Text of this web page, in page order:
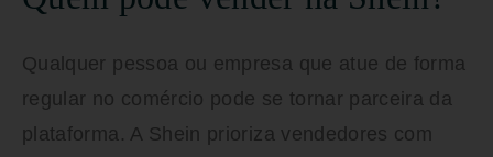
Qualquer pessoa ou empresa que atue de forma
regular no comércio pode se tornar parceira da
plataforma. A Shein prioriza vendedores com